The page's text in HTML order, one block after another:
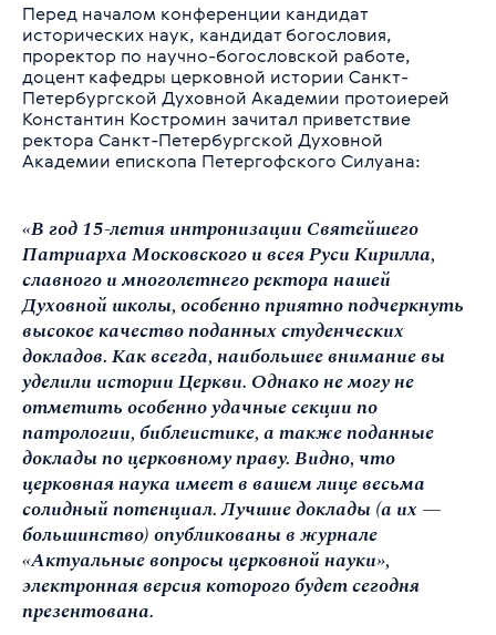
Перед началом конференции кандидат
исторических наук, кандидат богословия,
проректор по научно-богословской работе,
доцент кафедры церковной истории Санкт-
Петербургской Духовной Академии протоиерей
Константин Костромин зачитал приветствие
ректора Санкт-Петербургской Духовной
Академии епископа Петергофского Силуана:
«В год 15-летия интронизации Святейшего
Патриарха Московского и всея Руси Кирилла,
славного и многолетнего ректора нашей
Духовной школы, особенно приятно подчеркнуть
высокое качество поданных студенческих
докладов. Как всегда, наибольшее внимание вы
уделили истории Церкви. Однако не могу не
отметить особенно удачные секции по
патрологии, библеистике, а также поданные
доклады по церковному праву. Видно, что
церковная наука имеет в вашем лице весьма
солидный потенциал. Лучшие доклады (а их —
большинство) опубликованы в журнале
«Актуальные вопросы церковной науки»,
электронная версия которого будет сегодня
презентована.